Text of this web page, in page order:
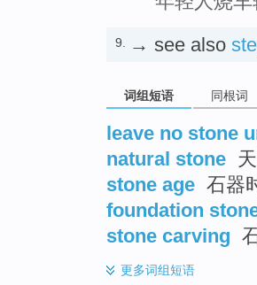
9. → see also
词组短语 同根词
leave no stone
natural stone
stone age 石器
foundation
stone carving
更多词组短语